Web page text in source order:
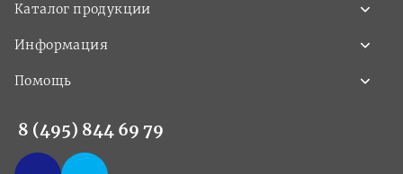
Каталог продукции
Информация
Помощь
8 (495) 844 69 79